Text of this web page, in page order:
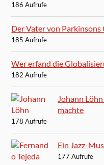
186 Aufrufe
Der Vater von Parkinsons
185 Aufrufe
Wer erfand die
182 Aufrufe
Johann
machte
178 Aufrufe
Ein Jazz-
177 Aufrufe